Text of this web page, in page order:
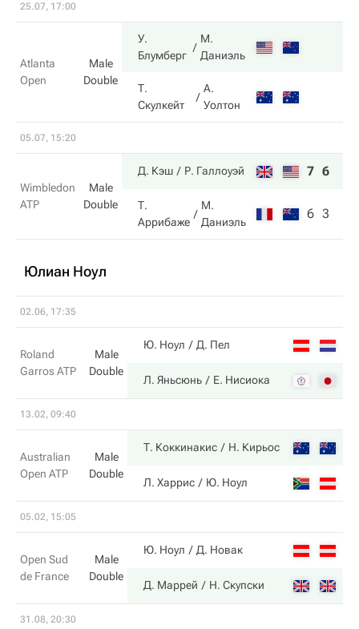
25.07, 17:00
Atlanta
Open
Male
Double
У.
Блумберг
М.
Даниэль
Т.
Скулкейт
А.
Уолтон
05.07, 15:20
Wimbledon
ATP
Male
Double
Д. Кэш Р. Галлоуэй 7 6
Т.
Аррибаже
М.
Даниэль
6 3
Юлиан Ноул
02.06, 17:35
Roland
Garros ATP
Male
Double
Ю. Ноул Д. Пел
Л. Яньсюнь Е. Нисиока
13.02, 09:40
Australian
Open ATP
Male
Double
Т. Коккинакис Н. Кирьос
Л. Харрис Ю. Ноул
05.02, 15:05
Open Sud
de France
Male
Double
Ю. Ноул Д. Новак
Д. Маррей Н. Скупски
31.08, 20:30